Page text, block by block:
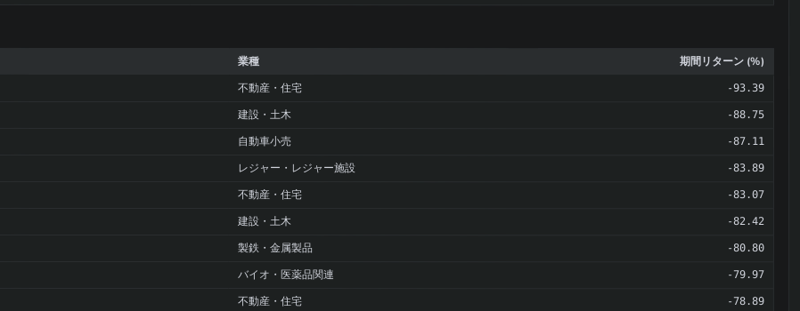
業種 期間リターン (%)
不動産・住宅 -93.39
建設・土木 -88.75
自動車小売 -87.11
レジャー・レジャー施設 -83.89
不動産・住宅 -83.07
建設・土木 -82.42
製鉄・金属製品 -80.80
バイオ・医薬品関連 -79.97
不動産・住宅 -78.89